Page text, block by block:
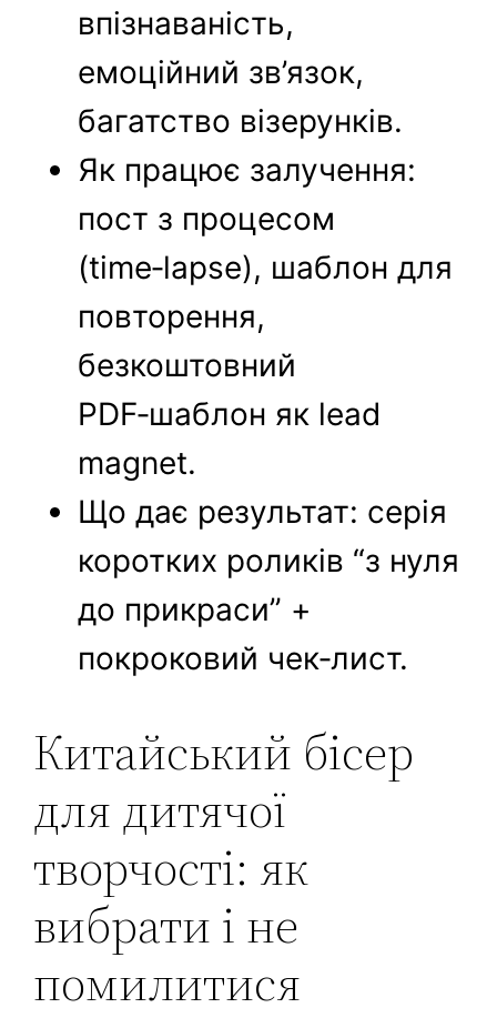
впізнаваність,
емоційний зв’язок,
багатство візерунків.
Як працює залучення:
пост з процесом
(time‑lapse), шаблон для
повторення,
безкоштовний
PDF‑шаблон як lead
magnet.
Що дає результат: серія
коротких роликів “з нуля
до прикраси” +
покроковий чек‑лист.
Китайський бісер
для дитячої
творчості: як
вибрати і не
помилитися